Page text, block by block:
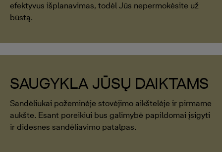
efektyvus išplanavimas, todėl Jūs nepermokėsite už
būstą.
SAUGYKLA JŪSŲ DAIKTAMS
Sandėliukai požeminėje stovėjimo aikštelėje ir pirmame
aukšte. Esant poreikiui bus galimybė papildomai įsigyti
ir didesnes sandėliavimo patalpas.